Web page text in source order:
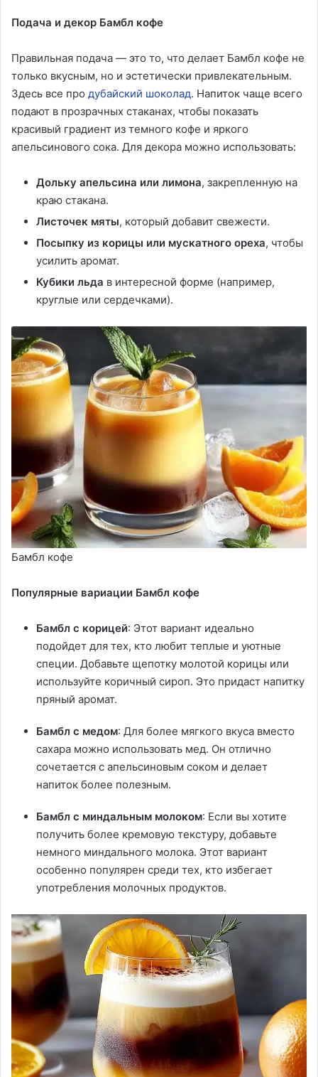
Подача и декор Бамбл кофе
Правильная подача — это то, что делает Бамбл кофе не
только вкусным, но и эстетически привлекательным.
Здесь все про дубайский шоколад. Напиток чаще всего
подают в прозрачных стаканах, чтобы показать
красивый градиент из темного кофе и яркого
апельсинового сока. Для декора можно использовать:
Дольку апельсина или лимона, закрепленную на
краю стакана.
Листочек мяты, который добавит свежести.
Посыпку из корицы или мускатного ореха, чтобы
усилить аромат.
Кубики льда в интересной форме (например,
круглые или сердечками).
Бамбл кофе
Популярные вариации Бамбл кофе
Бамбл с корицей: Этот вариант идеально
подойдет для тех, кто любит теплые и уютные
специи. Добавьте щепотку молотой корицы или
используйте коричный сироп. Это придаст напитку
пряный аромат.
Бамбл с медом: Для более мягкого вкуса вместо
сахара можно использовать мед. Он отлично
сочетается с апельсиновым соком и делает
напиток более полезным.
Бамбл с миндальным молоком: Если вы хотите
получить более кремовую текстуру, добавьте
немного миндального молока. Этот вариант
особенно популярен среди тех, кто избегает
употребления молочных продуктов.